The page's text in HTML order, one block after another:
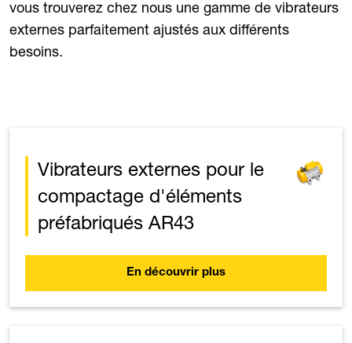
vous trouverez chez nous une gamme de vibrateurs
externes parfaitement ajustés aux différents
besoins.
Vibrateurs externes pour le
compactage d'éléments
préfabriqués AR43
En découvrir plus